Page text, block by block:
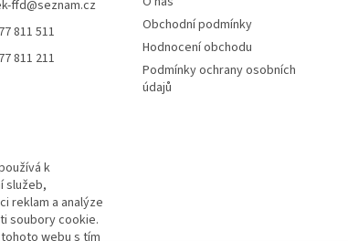
ffd@seznam.cz
811 511
811 211
Obchodní podmínky
Hodnocení obchodu
Podmínky ochrany osobních
údajů
k
služeb,
reklam a analýze
soubory cookie.